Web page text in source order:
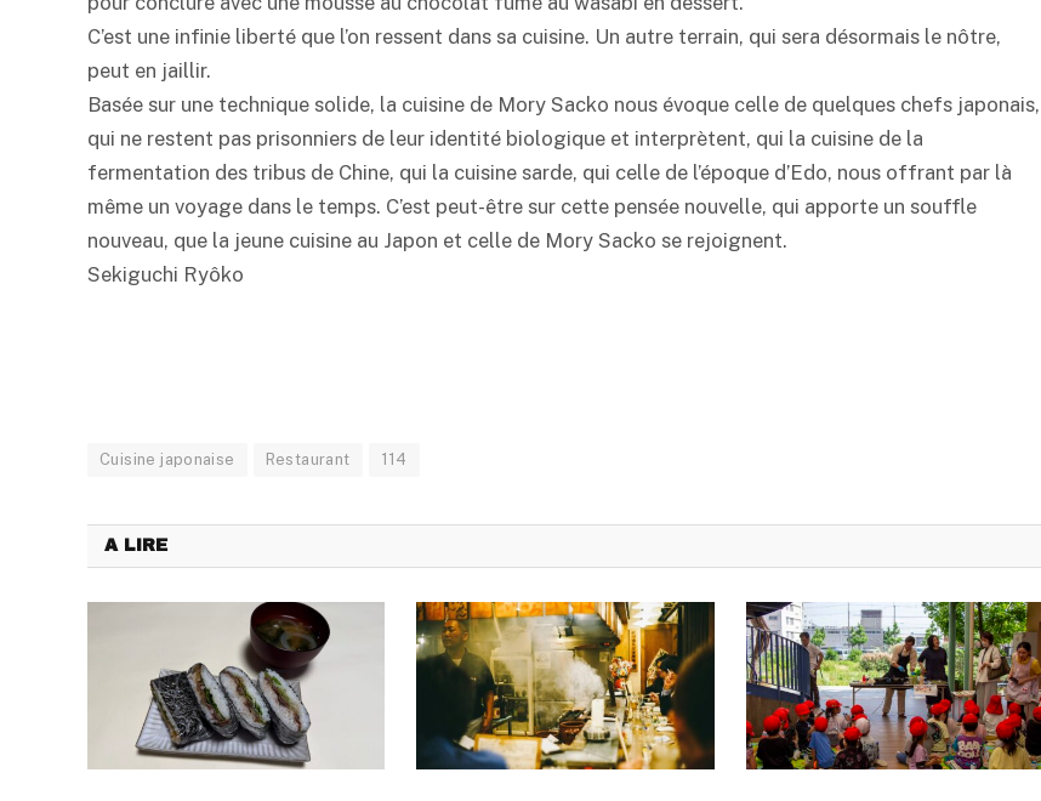
C’est une infinie liberté que l’on ressent dans sa cuisine. Un autre terrain, qui sera désormais le nôtre,
peut en jaillir.
Basée sur une technique solide, la cuisine de Mory Sacko nous évoque celle de quelques chefs japonais,
qui ne restent pas prisonniers de leur identité biologique et interprètent, qui la cuisine de la
fermentation des tribus de Chine, qui la cuisine sarde, qui celle de l’époque d’Edo, nous offrant par là
même un voyage dans le temps. C’est peut-être sur cette pensée nouvelle, qui apporte un souffle
nouveau, que la jeune cuisine au Japon et celle de Mory Sacko se rejoignent.
Sekiguchi Ryôko
Cuisine japonaise Restaurant 114
A LIRE